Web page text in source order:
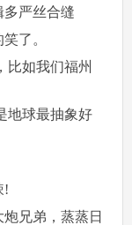
严丝合缝
了。
如我们福州
球最抽象好
!
兄弟，蒸蒸日